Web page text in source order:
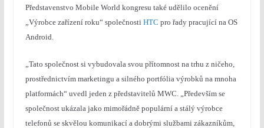
Představenstvo Mobile World kongresu také udělilo ocenění
„Výrobce zařízení roku“ společnosti HTC pro řady pracující na OS
Android.
„Tato společnost si vybudovala svou přítomnost na trhu z ničeho,
prostřednictvím marketingu a silného portfólia výrobků na mnoha
platformách“ uvedl jeden z představitelů MWC. „Především se
společnost ukázala jako mimořádně populární a stálý výrobce
telefonů se skvělou komunikací a dobrými službami zákazníkům,